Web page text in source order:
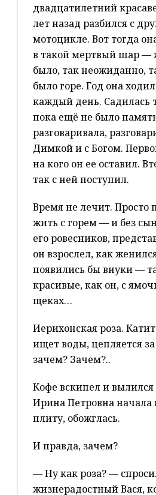
двадцатилетний
лет назад разбился с
мотоцикле. Вот тогда
в такой мертвый шар —
было, так неожиданно,
было горе. Год она
каждый день. Садилась
пока ещё не было
разговаривала,
Димкой и с Богом.
на кого он ее оставил.
так с ней поступил.
Время не лечит. Просто
жить с горем — и без
его ровесников,
он взрослел, как
появились бы внуки —
красивые, как он, с
щеках…
Иерихонская роза.
ищет воды, цепляется
зачем? Зачем?..
Кофе вскипел и вылился
Ирина Петровна начала
плиту, обожглась.
И правда, зачем?
— Ну как роза? —
жизнерадостный Вася,